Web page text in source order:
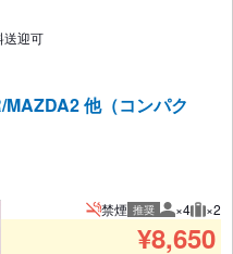
送迎可
他（コンパク
禁煙 推奨 推奨人数
×4 推
×2
¥8,650